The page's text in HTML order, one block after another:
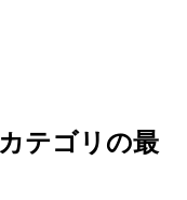
カテゴリの最